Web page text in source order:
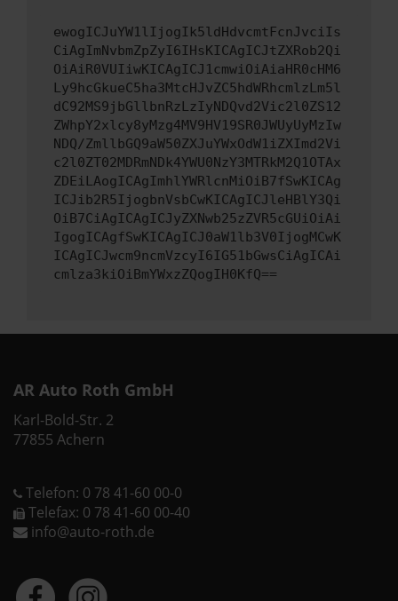
ewogICJuYW1lIjogIk5ldHdvcmtFcnJvciIs
CiAgImNvbmZpZyI6IHsKICAgICJtZXRob2Qi
OiAiR0VUIiwKICAgICJ1cmwiOiAiaHR0cHM6
Ly9hcGkueC5ha3MtcHJvZC5hdWRhcmlzLm5l
dC92MS9jbGllbnRzLzIyNDQvd2Vic2l0ZS12
ZWhpY2xlcy8yMzg4MV9HV19SR0JWUyUyMzIw
NDQ/ZmllbGQ9aW50ZXJuYWxOdW1iZXImd2Vi
c2l0ZT02MDRmNDk4YWU0NzY3MTRkM2Q1OTAx
ZDEiLAogICAgImhlYWRlcnMiOiB7fSwKICAg
ICJib2R5IjogbnVsbCwKICAgICJleHBlY3Qi
OiB7CiAgICAgICJyZXNwb25zZVR5cGUiOiAi
IgogICAgfSwKICAgICJ0aW1lb3V0IjogMCwK
ICAgICJwcm9ncmVzcyI6IG51bGwsCiAgICAi
cmlza3kiOiBmYWxzZQogIH0KfQ==
AR Auto Roth GmbH
Karl-Bold-Str. 2
77855 Achern
Telefon: 0 78 41-60 00-0
Telefax: 0 78 41-60 00-40
info@auto-roth.de